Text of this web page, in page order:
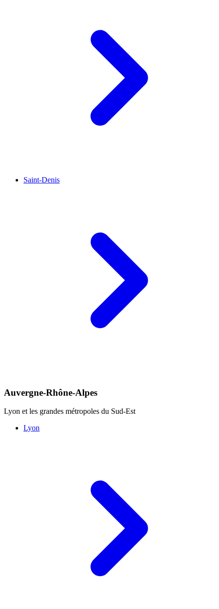
Saint-Denis
Auvergne-Rhône-Alpes
Lyon et les grandes métropoles du Sud-Est
Lyon